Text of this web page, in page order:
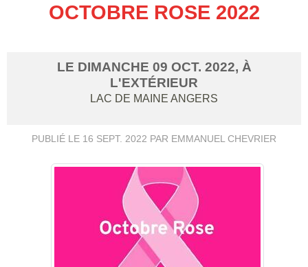
OCTOBRE ROSE 2022
LE DIMANCHE 09 OCT. 2022, À
L'EXTÉRIEUR
LAC DE MAINE ANGERS
PUBLIÉ LE 16 SEPT. 2022 PAR EMMANUEL CHEVRIER